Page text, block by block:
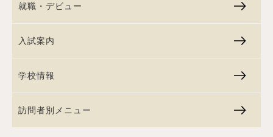
就職・デビュー
入試案内
学校情報
訪問者別メニュー